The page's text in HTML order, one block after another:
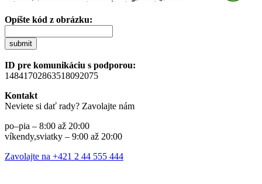
Opíšte kód z obrázku:
submit
ID pre komunikáciu s podporou:
14841702863518092075
Kontakt
Neviete si dať rady? Zavolajte nám
po–pia – 8:00 až 20:00
víkendy,sviatky – 9:00 až 20:00
Zavolajte na +421 2 44 555 444